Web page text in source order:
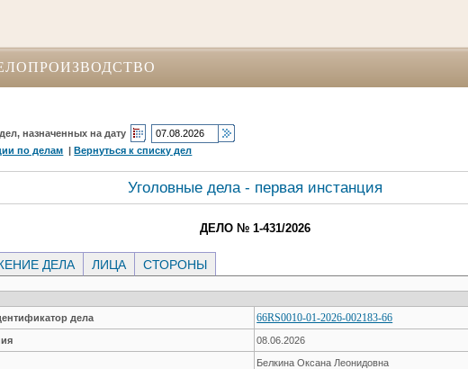
назначенных на дату
по делам |Вернуться к списку дел
Уголовные дела - первая инстанция
ДЕЛО № 1-431/2026
ДЕЛА ЛИЦА СТОРОНЫ
дела
66RS0010-01-2026-002183-66
08.06.2026
Белкина Оксана Леонидовна